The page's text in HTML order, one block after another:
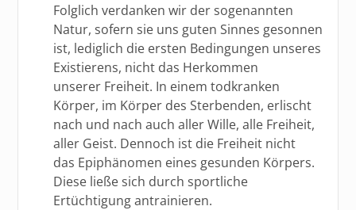
Folglich verdanken wir der sogenannten
Natur, sofern sie uns guten Sinnes gesonnen
ist, lediglich die ersten Bedingungen unseres
Existierens, nicht das Herkommen
unserer Freiheit. In einem todkranken
Körper, im Körper des Sterbenden, erlischt
nach und nach auch aller Wille, alle Freiheit,
aller Geist. Dennoch ist die Freiheit nicht
das Epiphänomen eines gesunden Körpers.
Diese ließe sich durch sportliche
Ertüchtigung antrainieren.